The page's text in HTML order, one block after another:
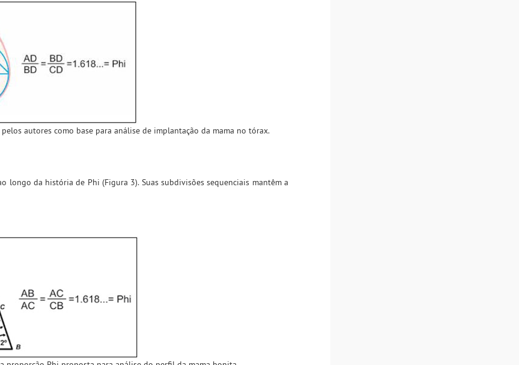
autores como base para análise de implantação da mama no tórax.
longo da história de Phi (Figura 3). Suas subdivisões sequenciais mantêm a